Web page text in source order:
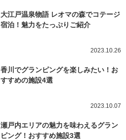
大江戸温泉物語 レオマの森でコテージ
宿泊！魅力をたっぷりご紹介
2023.10.26
香川でグランピングを楽しみたい！お
すすめの施設4選
2023.10.07
瀬戸内エリアの魅力を味わえるグラン
ピング！おすすめ施設3選